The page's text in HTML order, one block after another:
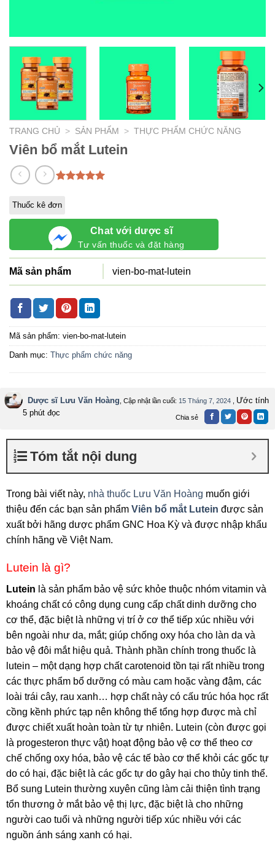
TRANG CHỦ > SẢN PHẨM > THỰC PHẨM CHỨC NĂNG
Chat với dược sĩ
Tư vấn thuốc và đặt hàng
Viên bổ mắt Lutein
Thuốc kê đơnđánh giá
Mã sản phẩm vien-bo-mat-lutein
Mã sản phẩm: vien-bo-mat-lutein
Danh mục: Thực phẩm chức năng
Dược sĩ Lưu Văn Hoàng , Cập nhật lần cuối: 15 Tháng 7, 2024
Ước tính
5 phút đọc
Chia sẻ
Tóm tắt nội dung
Trong bài viết này, nhà thuốc Lưu Văn Hoàng muốn giới
thiệu đến các bạn sản phẩm Viên bổ mắt Lutein được sản
xuất bởi hãng dược phẩm GNC Hoa Kỳ và được nhập khẩu
chính hãng về Việt Nam.
Lutein là gì?
Lutein là sản phẩm bảo vệ sức khỏe thuộc nhóm vitamin và
khoáng chất có công dụng cung cấp chất dinh dưỡng cho
cơ thể, đặc biệt là những vị trí ở cơ thể tiếp xúc nhiều với
bên ngoài như da, mắt; giúp chống oxy hóa cho làn da và
bảo vệ đôi mắt hiệu quả. Thành phần chính trong thuốc là
lutein – một dạng hợp chất carotenoid tồn tại rất nhiều trong
các thực phẩm bổ dưỡng có màu cam hoặc vàng đậm, các
loài trái cây, rau xanh… hợp chất này có cấu trúc hóa học rất
cồng kềnh phức tạp nên không thể tổng hợp được mà chỉ
được chiết xuất hoàn toàn từ tự nhiên. Lutein (còn được gọi
là progesteron thực vật) hoạt động bảo vệ cơ thể theo cơ
chế chống oxy hóa, bảo vệ các tế bào cơ thể khỏi các gốc tự
do có hại, đặc biệt là các gốc tự do gây hại cho thủy tinh thể.
Bổ sung Lutein thường xuyên cũng làm cải thiện tình trạng
tổn thương ở mắt bảo vệ thị lực, đặc biệt là cho những
người cao tuổi và những người tiếp xúc nhiều với các
nguồn ánh sáng xanh có hại.